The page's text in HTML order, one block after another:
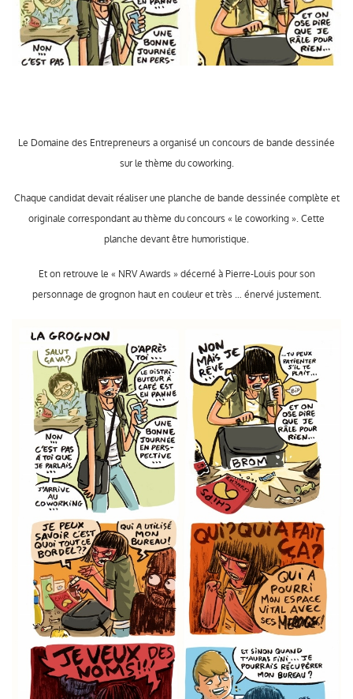
Le Domaine des Entrepreneurs a organisé un concours de bande dessinée
sur le thème du coworking.
Chaque candidat devait réaliser une planche de bande dessinée complète et
originale correspondant au thème du concours « le coworking ». Cette
planche devant être humoristique.
Et on retrouve le « NRV Awards » décerné à Pierre-Louis pour son
personnage de grognon haut en couleur et très … énervé justement.